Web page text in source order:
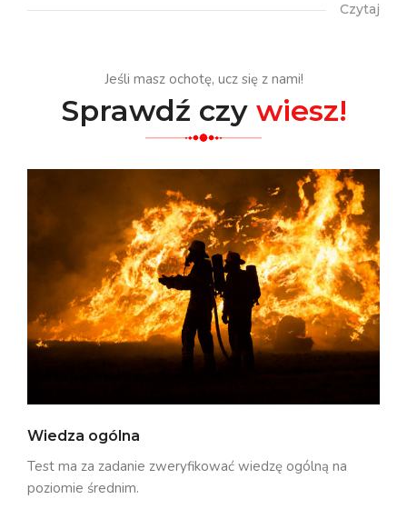
Czytaj
Jeśli masz ochotę, ucz się z nami!
Sprawdź czy wiesz!
Wiedza ogólna
Test ma za zadanie zweryfikować wiedzę ogólną na
poziomie średnim.